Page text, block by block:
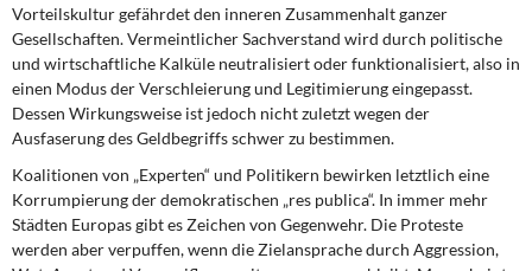
Vorteilskultur gefährdet den inneren Zusammenhalt ganzer
Gesellschaften. Vermeintlicher Sachverstand wird durch politische
und wirtschaftliche Kalküle neutralisiert oder funktionalisiert, also in
einen Modus der Verschleierung und Legitimierung eingepasst.
Dessen Wirkungsweise ist jedoch nicht zuletzt wegen der
Ausfaserung des Geldbegriffs schwer zu bestimmen.
Koalitionen von „Experten“ und Politikern bewirken letztlich eine
Korrumpierung der demokratischen „res publica“. In immer mehr
Städten Europas gibt es Zeichen von Gegenwehr. Die Proteste
werden aber verpuffen, wenn die Zielansprache durch Aggression,